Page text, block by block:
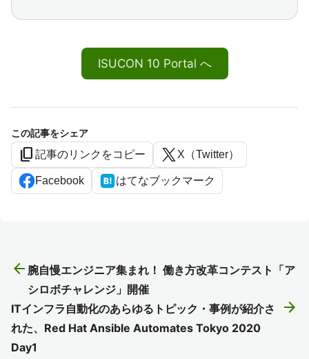
ISUCON 10 Portal へ
この記事をシェア
content_copy 記事のリンクをコピー X（Twitter）
Facebook はてなブックマーク
arrow_back 腕自慢エンジニア集まれ！ 働き方改革コンテスト「ア
シロボチャレンジ」開催
arrow_forward
ITインフラ自動化のあらゆるトピック・事例が紹介さ
れた、Red Hat Ansible Automates Tokyo 2020
Day1